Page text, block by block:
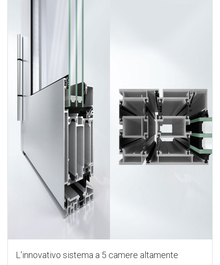
L'innovativo sistema a 5 camere altamente